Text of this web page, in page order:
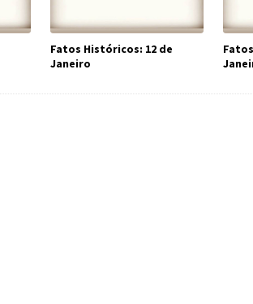
Fatos Históricos: 12 de
Janeiro